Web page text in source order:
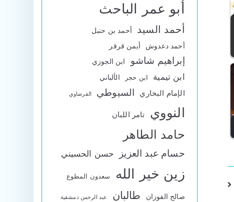
أبو عمر الباحث
أحمد السيد
أحمد بن حنبل
أحمد دعدوش
أيمن قرقر
إبراهيم شاشو ابن الجوزي
ابن تيمية ابن حجر الألباني
الإمام البخاري السيوطي القرضاوي
النووي تامر اللبان
حامد الطاهر
حسام عبد العزيز حسن الحسيني
زين خير الله سعدون المطوع
صالح الفوزان طالبان عبد الرحمن دمشقية